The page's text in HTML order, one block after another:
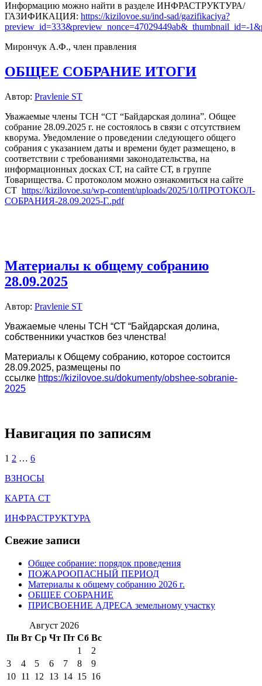
Информацию можно найти в разделе ИНФРАСТРУКТУРА/
ГАЗИФИКАЦИЯ: https://kizilovoe.su/ind-sad/gazifikaciya?
preview_id=333&preview_nonce=47029449ab&_thumbnail_id=-
Мирончук А.Ф., член правления
ОБЩЕЕ СОБРАНИЕ ИТОГИ
Автор: Pravlenie ST
Уважаемые члены ТСН “СТ “Байдарская долина”. Общее
собрание 28.09.2025 г. не состоялось в связи с отсутствием
кворума. Уведомление о проведении следующего общего
собрания с указанием даты и времени будет размещено, в
соответствии с требованиями законодательства, на
информационных досках СТ, на сайте СТ, в группе
Товарищества. С протоколом можно ознакомиться на сайте
СТ https://kizilovoe.su/wp-content/uploads/2025/10/ПРОТОКОЛ-
СОБРАНИЯ-28.09.2025-Г..pdf
Материалы к общему собранию
28.09.2025
Автор: Pravlenie ST
Уважаемые члены ТСН “СТ “Байдарская долина,
собственники участков без членства!
Материалы к Общему собранию, которое состоится
28.09.2025, размещены по
ссылке https://kizilovoe.su/dokumenty/obshee-sobranie-
2025
Навигация по записям
1 2 … 6
ВЗНОСЫ
КАРТА СТ
ИНФРАСТРУКТУРА
Свежие записи
Общее собрание: порядок проведения
ПОЖАРООПАСНЫЙ ПЕРИОД
Материалы к общему собранию 2026 г.
ОБЩЕЕ СОБРАНИЕ
ПРИСВОЕНИЕ АДРЕСА земельному участку
Август 2026
Пн Вт Ср Чт Пт Сб Вс
1
2
3
4 5 6 7 8
9
10 11 12 13 14 15 16